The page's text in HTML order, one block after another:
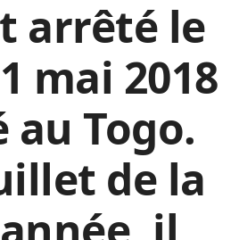
arrêté le
mai 2018
au Togo.
de la